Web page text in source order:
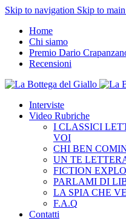
Skip to navigation Skip to
Home
Chi siamo
Premio Dario
Recensioni
Interviste
Video Rubriche
I CLASSICI
VOI
CHI BEN
UN TE
FICTION
PARLAMI DI
LA SPIA CHE
F.A.Q
Contatti